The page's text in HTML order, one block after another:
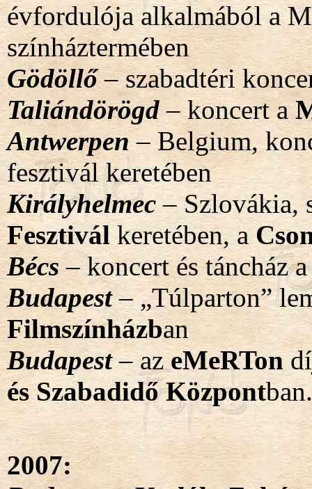
évfordulója alkalmából a
színháztermében
Gödöllő– szabadtéri
Taliándörögd– koncert a
Antwerpen– Belgium,
fesztivál keretében
Királyhelmec– Szlovákia,
Fesztiválkeretében, a
Bécs– koncert és táncház
Budapest– „Túlparton”
Filmszínházban
Budapest– azeMeRTon
és Szabadidő Központban.
2007: